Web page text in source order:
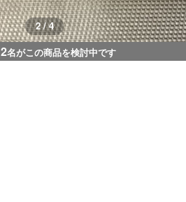
2 / 4
2名がこの商品を検討中です